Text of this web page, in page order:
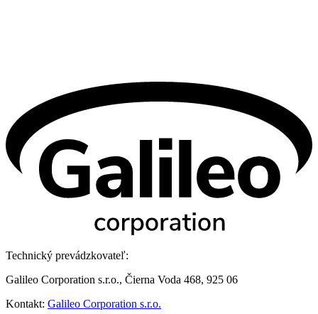
Technický prevádzkovateľ:
Galileo Corporation s.r.o., Čierna Voda 468, 925 06
Kontakt: Galileo Corporation s.r.o.